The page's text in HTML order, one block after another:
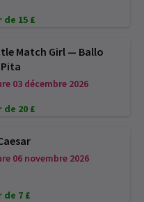
15 £
Match Girl — Ballo
03 décembre 2026
20 £
06 novembre 2026
7 £